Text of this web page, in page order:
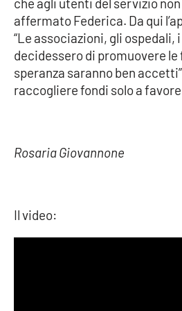
SPECIALI
Buona Sanità Calabria
LA
CALABRIAVISIONE
Eventi
affermato Federica. Da qui
“Le associazioni, gli ospedali,
decidessero di promuovere
speranza saranno ben
raccogliere fondi solo a
Rosaria Giovannone
Il video: